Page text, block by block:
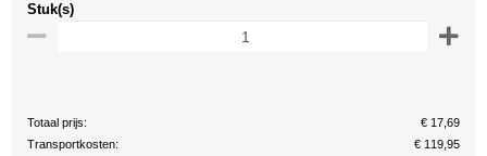
Stuk(s)
Totaal prijs:
€ 17,69
Transportkosten:
€ 119,95